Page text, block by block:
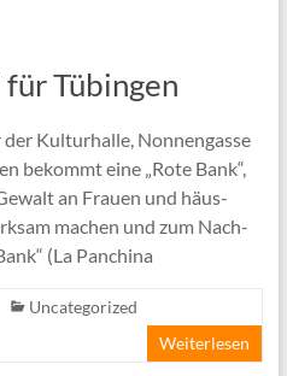
für Tübingen
der Kulturhalle, Nonnengasse
bekommt eine „Rote Bank“,
an Frauen und häus­
machen und zum Nach­
(La Panchina
Uncategorized
Weiterlesen